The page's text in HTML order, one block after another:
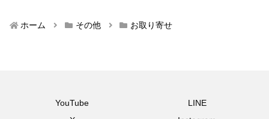
ホーム その他 お取り寄せ
YouTube
LINE